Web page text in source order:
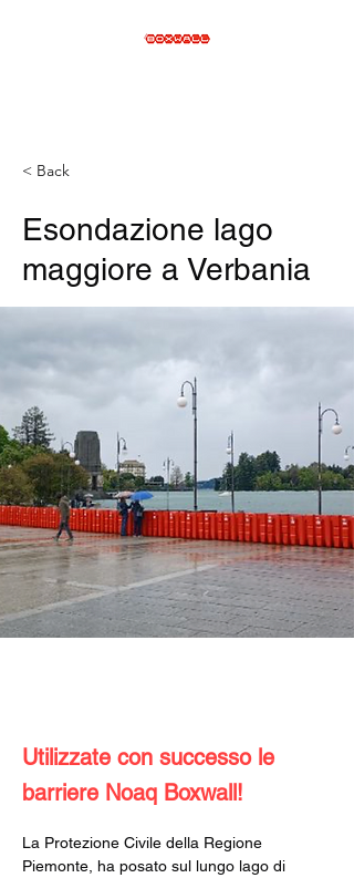
< Back
Esondazione lago
maggiore a Verbania
Utilizzate con successo le
barriere Noaq Boxwall!
La Protezione Civile della Regione
Piemonte, ha posato sul lungo lago di